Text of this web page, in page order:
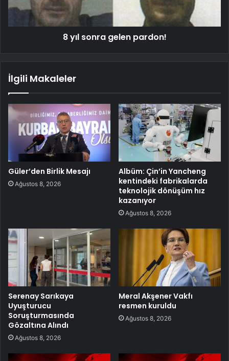
8 yıl sonra gelen pardon!
İlgili Makaleler
Güler’den Birlik Mesajı
Ağustos 8, 2026
Albüm: Çin’in Yancheng
kentindeki fabrikalarda
teknolojik dönüşüm hız
kazanıyor
Ağustos 8, 2026
Serenay Sarıkaya
Uyuşturucu
Soruşturmasında
Gözaltına Alındı
Ağustos 8, 2026
Meral Akşener Vakfı
resmen kuruldu
Ağustos 8, 2026